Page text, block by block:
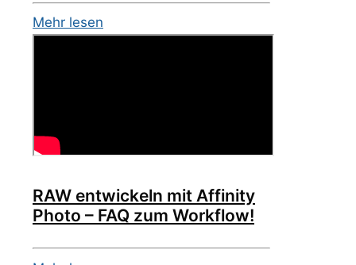
Mehr lesen
RAW entwickeln mit Affinity
Photo – FAQ zum Workflow!